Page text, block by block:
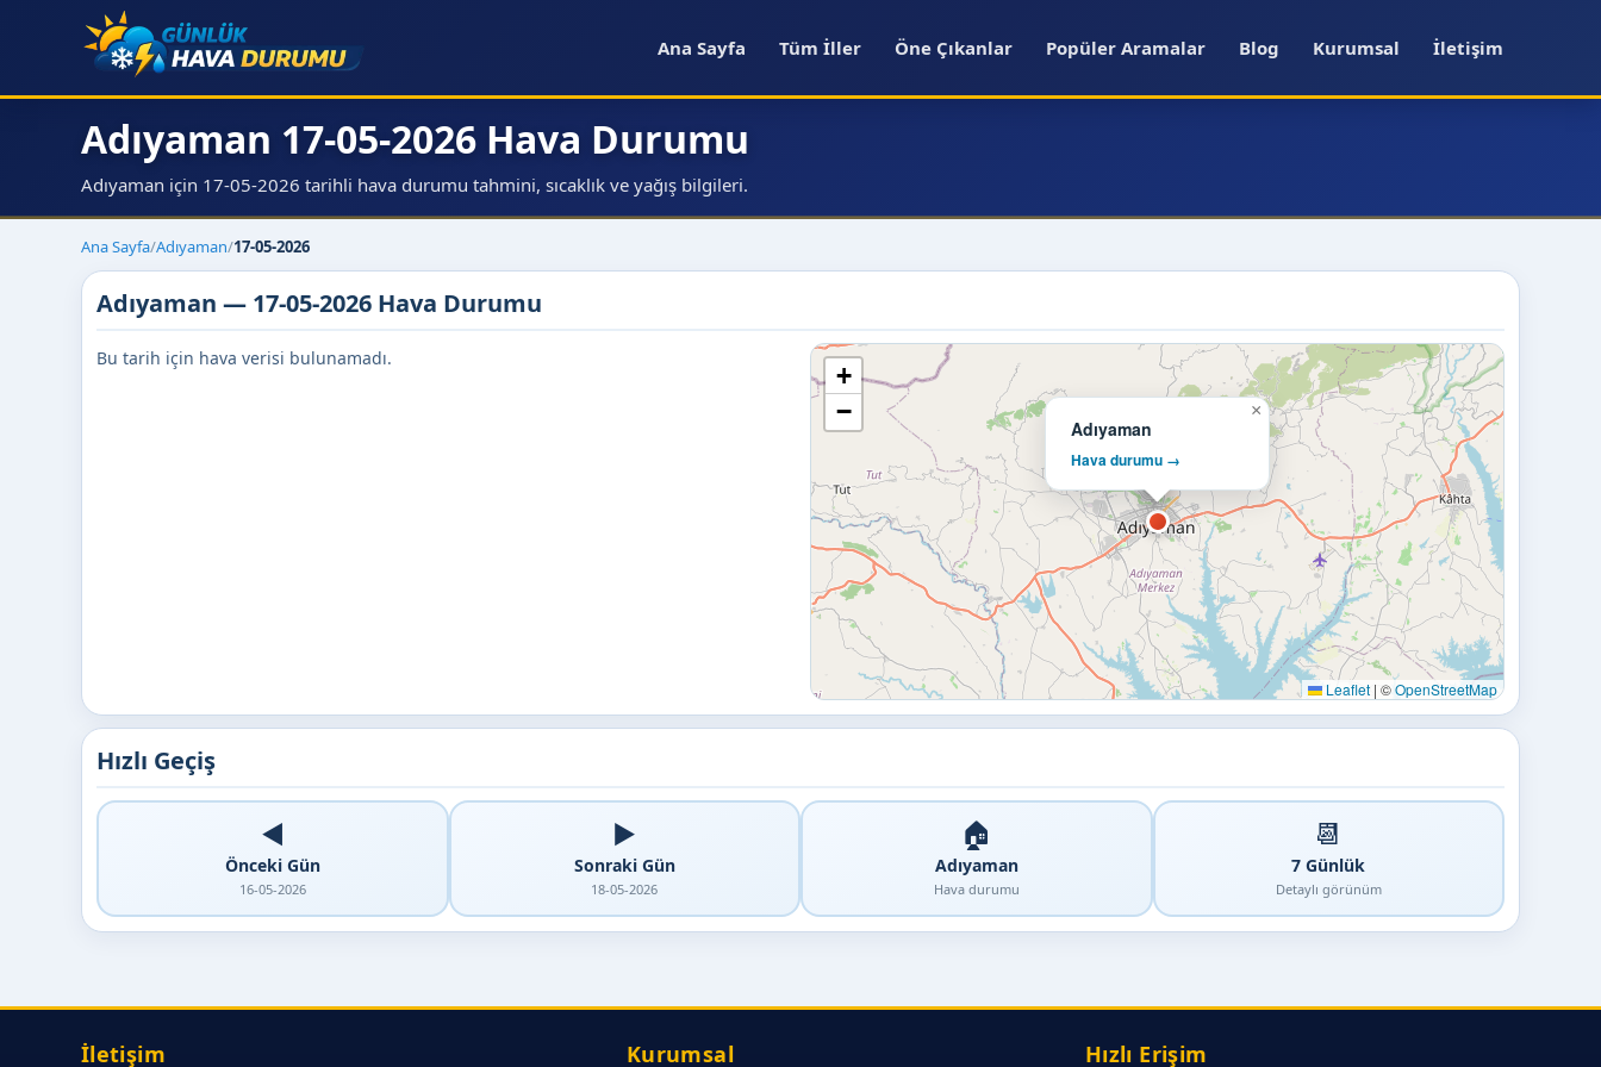
Ana Sayfa Tüm İller Öne Çıkanlar Popüler Aramalar Blog Kurumsal İletişim
Adıyaman 17-05-2026 Hava Durumu
Adıyaman için 17-05-2026 tarihli hava durumu tahmini, sıcaklık ve yağış bilgileri.
Ana Sayfa/Adıyaman/17-05-2026
Adıyaman — 17-05-2026 Hava Durumu
Bu tarih için hava verisi bulunamadı.
Adıyaman
Hava durumu →
×
+
−
Leaflet | ©OpenStreetMap
Hızlı Geçiş
◀️
Önceki Gün
16-05-2026
▶️
Sonraki Gün
18-05-2026
🏠
Adıyaman
Hava durumu
📆
7 Günlük
Detaylı görünüm
İletişim Kurumsal Hızlı Erişim